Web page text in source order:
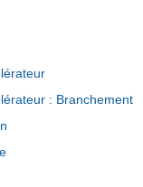
: Branchement